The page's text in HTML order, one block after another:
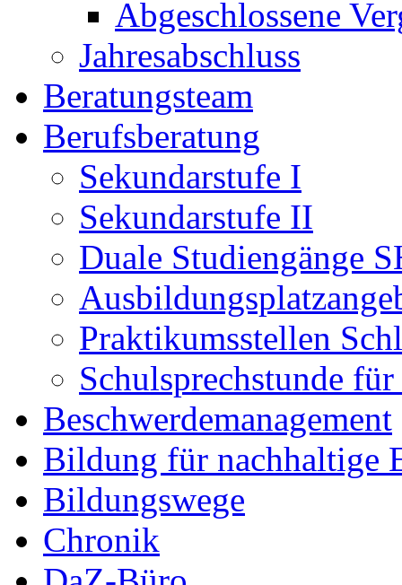
Abgeschlossene
Jahresabschluss
Beratungsteam
Berufsberatung
Sekundarstufe I
Sekundarstufe II
Duale Studiengänge
Praktikumsstellen
Schulsprechstunde
Beschwerdemanagement
Bildung für nachhaltige
Bildungswege
Chronik